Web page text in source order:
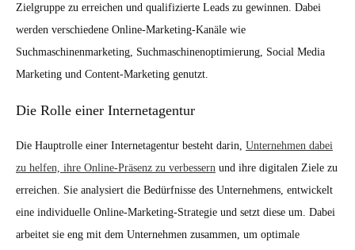
Zielgruppe zu erreichen und qualifizierte Leads zu gewinnen. Dabei
werden verschiedene Online-Marketing-Kanäle wie
Suchmaschinenmarketing, Suchmaschinenoptimierung, Social Media
Marketing und Content-Marketing genutzt.
Die Rolle einer Internetagentur
Die Hauptrolle einer Internetagentur besteht darin, Unternehmen dabei
zu helfen, ihre Online-Präsenz zu verbessern und ihre digitalen Ziele zu
erreichen. Sie analysiert die Bedürfnisse des Unternehmens, entwickelt
eine individuelle Online-Marketing-Strategie und setzt diese um. Dabei
arbeitet sie eng mit dem Unternehmen zusammen, um optimale